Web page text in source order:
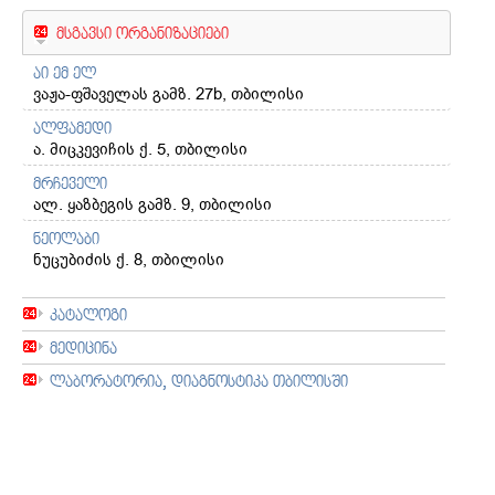
მსგავსი ორგანიზაციები
აი ემ ელ
ვაჟა-ფშაველას გამზ. 27b, თბილისი
ალფამედი
ა. მიცკევიჩის ქ. 5, თბილისი
მრჩეველი
ალ. ყაზბეგის გამზ. 9, თბილისი
ნეოლაბი
ნუცუბიძის ქ. 8, თბილისი
კატალოგი
მედიცინა
ლაბორატორია, დიაგნოსტიკა თბილისში